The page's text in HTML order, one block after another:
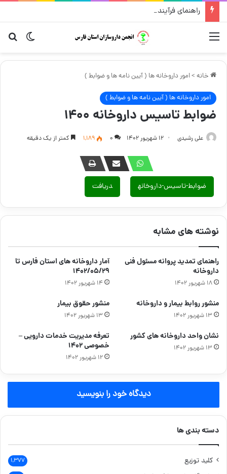
راهنمای فرآیند درخواست تغییر محل داروخانه
تغییر منو
خانه >امور داروخانه ها ( آیین نامه ها و ضوابط )
امور داروخانه ها ( آیین نامه ها و ضوابط )
ضوابط تاسیس داروخانه ۱۴۰۰
علی رشیدی ۱۲ شهریور ۱۴۰۲ ۰ 1,189 کمتر از یک دقیقه
ضوابط-تاسیس-داروخانه دریافت
نوشته های مشابه
راهنمای تمدید پروانه مسئول فنی
داروخانه
۱۸ شهریور ۱۴۰۲
آمار داروخانه های استان فارس تا
۱۴۰۲/۰۵/۲۹
۱۴ شهریور ۱۴۰۲
منشور روابط بیمار و داروخانه
۱۳ شهریور ۱۴۰۲
منشور حقوق بیمار
۱۳ شهریور ۱۴۰۲
نشان واحد داروخانه های کشور
۱۳ شهریور ۱۴۰۲
تعرفه مدیریت خدمات دارویی –
خصوصی ۱۴۰۲
۱۲ شهریور ۱۴۰۲
دیدگاه خود را بنویسید
دسته بندی ها
کلید توزیع ۱,۳۷۷